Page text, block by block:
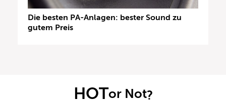
Die besten PA-Anlagen: bester Sound zu
gutem Preis
HOTor Not?